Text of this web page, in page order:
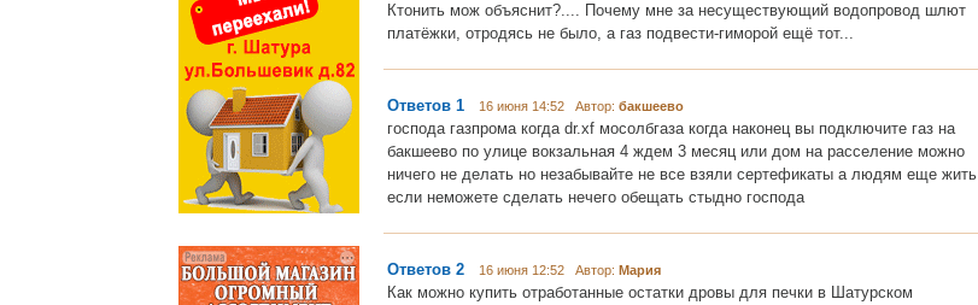
Ктонить мож объяснит?.... Почему мне за несуществующий водопровод шлют
платёжки, отродясь не было, а газ подвести-гиморой ещё тот...
Ответов 116 июня 14:52 Автор: бакшеево
господа газпрома когда dr.xf мосолбгаза когда наконец вы подключите газ на
бакшеево по улице вокзальная 4 ждем 3 месяц или дом на расселение можно
ничего не делать но незабывайте не все взяли сертефикаты а людям еще жить
если неможете сделать нечего обещать стыдно господа
Ответов 216 июня 12:52 Автор: Мария
Как можно купить отработанные остатки дровы для печки в Шатурском